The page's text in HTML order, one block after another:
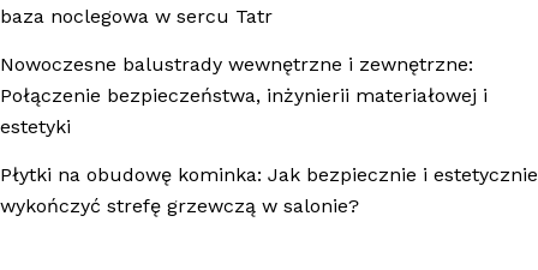
baza noclegowa w sercu Tatr
Nowoczesne balustrady wewnętrzne i zewnętrzne:
Połączenie bezpieczeństwa, inżynierii materiałowej i
estetyki
Płytki na obudowę kominka: Jak bezpiecznie i estetycznie
wykończyć strefę grzewczą w salonie?